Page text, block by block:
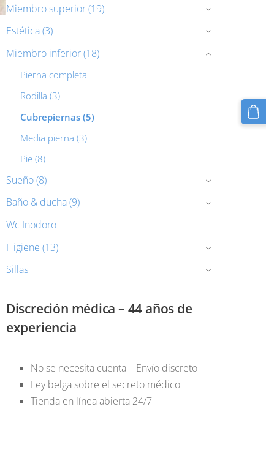
Miembro superior (19) ›
Estética (3) ›
Miembro inferior (18)
Pierna completa
Rodilla (3)
Cubrepiernas (5)
Media pierna (3)
Pie (8)
›
Sueño (8) ›
Baño & ducha (9) ›
Wc Inodoro
Higiene (13)
›
Sillas ›
Discreción médica – 44 años de
experiencia
No se necesita cuenta – Envío discreto
Ley belga sobre el secreto médico
Tienda en línea abierta 24/7